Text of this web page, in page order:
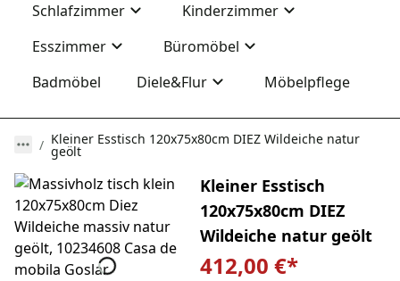
Schlafzimmer
Kinderzimmer
Esszimmer
Büromöbel
Badmöbel
Diele&Flur Möbelpflege
Kleiner Esstisch 120x75x80cm DIEZ Wildeiche natur
geölt
Kleiner Esstisch
120x75x80cm DIEZ
Wildeiche natur geölt
412,00 €*